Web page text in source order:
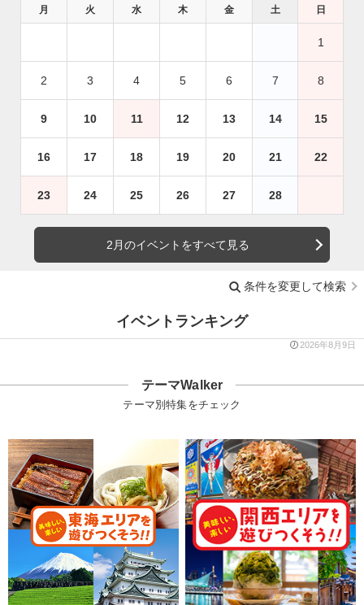
月 火 水 木 金 土 日
1
2 3 4 5 6 7 8
9 10 11 12 13 14 15
16 17 18 19 20 21 22
23 24 25 26 27 28
2月のイベントをすべて見る
条件を変更して検索
イベントランキング
2026年8月9日
テーマWalker
テーマ別特集をチェック